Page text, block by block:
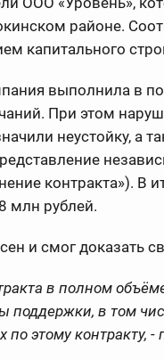
районе.
капитального
выполнила в
При этом
неустойку, а
контракта»). В
млн рублей.
и смог доказать
в полном
поддержки, в том
по этому контракту, -